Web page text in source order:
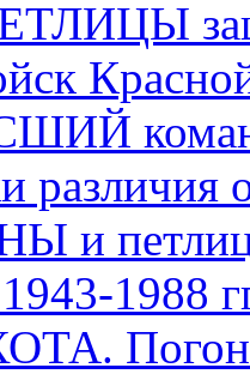
различия
и
1988